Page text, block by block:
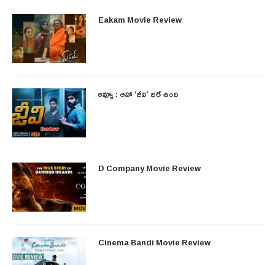
Eakam Movie Review
రివ్యూ : ఆహా ‘జీవి’ భలే ఉంది
D Company Movie Review
Cinema Bandi Movie Review